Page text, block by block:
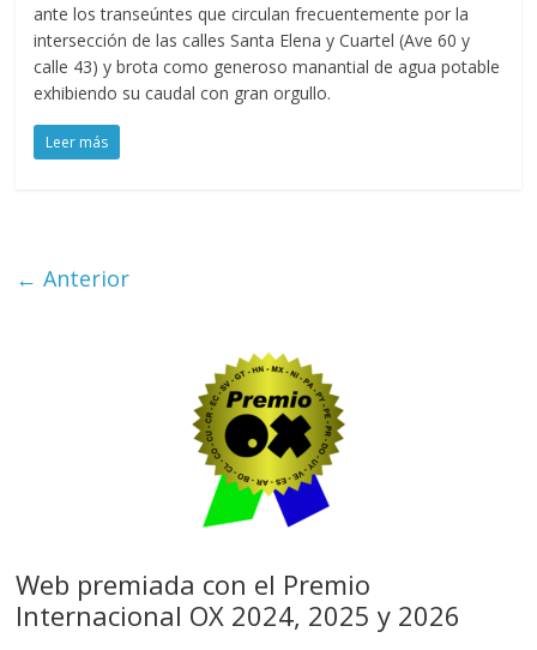
ante los transeúntes que circulan frecuentemente por la
intersección de las calles Santa Elena y Cuartel (Ave 60 y
calle 43) y brota como generoso manantial de agua potable
exhibiendo su caudal con gran orgullo.
Leer más
← Anterior
Web premiada con el Premio
Internacional OX 2024, 2025 y 2026